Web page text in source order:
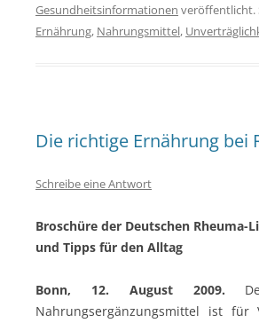
Gesundheitsinformationen veröffentlicht.
Ernährung, Nahrungsmittel,
Die richtige Ernährung bei
Schreibe eine Antwort
Broschüre der Deutschen Rheuma-
und Tipps für den Alltag
Bonn, 12. August 2009.
Nahrungsergänzungsmittel ist für